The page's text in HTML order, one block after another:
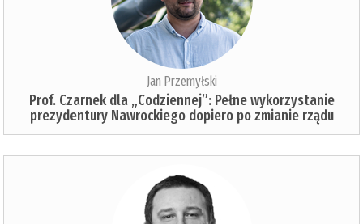
Jan Przemyłski
Prof. Czarnek dla „Codziennej”: Pełne wykorzystanie
prezydentury Nawrockiego dopiero po zmianie rządu